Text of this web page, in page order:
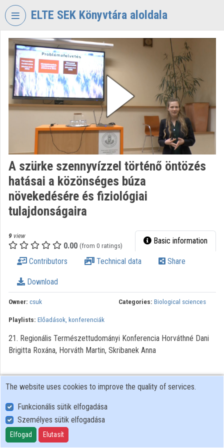
Skip header
ELTE SEK Könyvtára aloldala
VIDEOTORIUM
ELTE
EKL
SAVARIA
KÖNYVTÁR
LEVÉLTÁR
Organization home
Log In
Organization discovery
Categories
Organization playlists
Organizations
Contributors
A szürke szennyvízzel történő öntözés
hatásai a közönséges búza
növekedésére és fiziológiai
tulajdonságaira
9 view
0.00 (from 0 ratings) Basic information
Contributors Technical data Share
Download
Owner: csuk Categories: Biological sciences
Playlists: Előadások, konferenciák
21. Regionális Természettudományi Konferencia Horváthné Dani
Brigitta Roxána, Horváth Martin, Skribanek Anna
User Policy
Adatkezelési tájékoztató (en)
Cookie Policy
The website uses cookies to improve the quality of services.
Funkcionális sütik elfogadása
Személyes sütik elfogadása
Elfogad Elutasít